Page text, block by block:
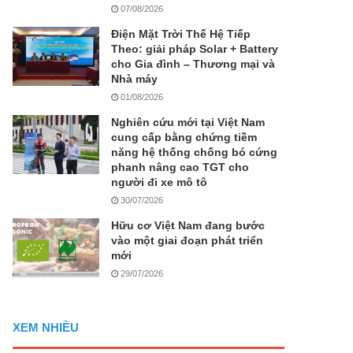
07/08/2026
Điện Mặt Trời Thế Hệ Tiếp
Theo: giải pháp Solar + Battery
cho Gia đình – Thương mại và
Nhà máy
01/08/2026
Nghiên cứu mới tại Việt Nam
cung cấp bằng chứng tiềm
năng hệ thống chống bó cứng
phanh nâng cao TGT cho
người đi xe mô tô
30/07/2026
Hữu cơ Việt Nam đang bước
vào một giai đoạn phát triển
mới
29/07/2026
XEM NHIỀU